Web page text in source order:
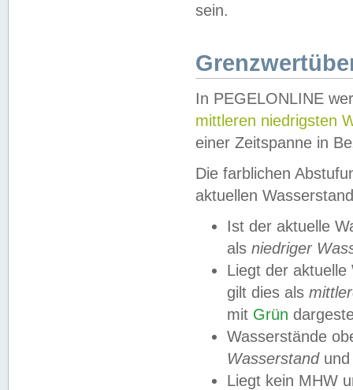
sein.
In PEGELONLINE
mittleren niedrigsten
einer Zeitspanne in
Die farblichen
aktuellen
Ist der aktuelle
als niedriger
Liegt der
gilt dies als
mit Grün
Wasserstände
Wasserstandund
Liegt kein MHW